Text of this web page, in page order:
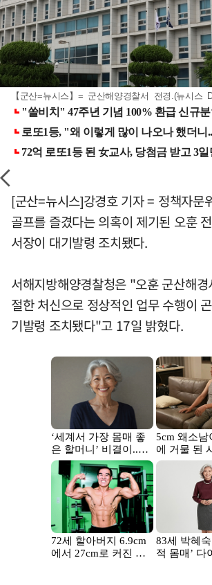
【군산=뉴시스】= 군산해양경찰서 전경.(뉴시스
[군산=뉴시스]강경호 기자 = 정책자문
골프를 즐겼다는 의혹이 제기된 오훈
서장이 대기발령 조치됐다.
서해지방해양경찰청은 "오훈 군산해
절한 처신으로 정상적인 업무 수행이
기발령 조치됐다"고 17일 밝혔다.